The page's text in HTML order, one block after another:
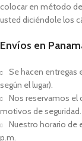
colocar en método
usted diciéndole los
Envíos en
Se hacen entregas
según el lugar).
Nos reservamos el
motivos de seguridad.
Nuestro horario de
p.m.